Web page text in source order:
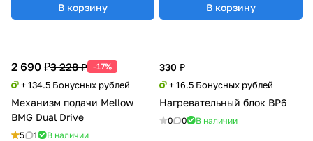
В корзину В корзину
2 690 ₽3 228 ₽ -17%
+ 134.5 Бонусных рублей
Механизм подачи Mellow
BMG Dual Drive
5 1 В наличии
330 ₽
+ 16.5 Бонусных рублей
Нагревательный блок BP6
0 0 В наличии